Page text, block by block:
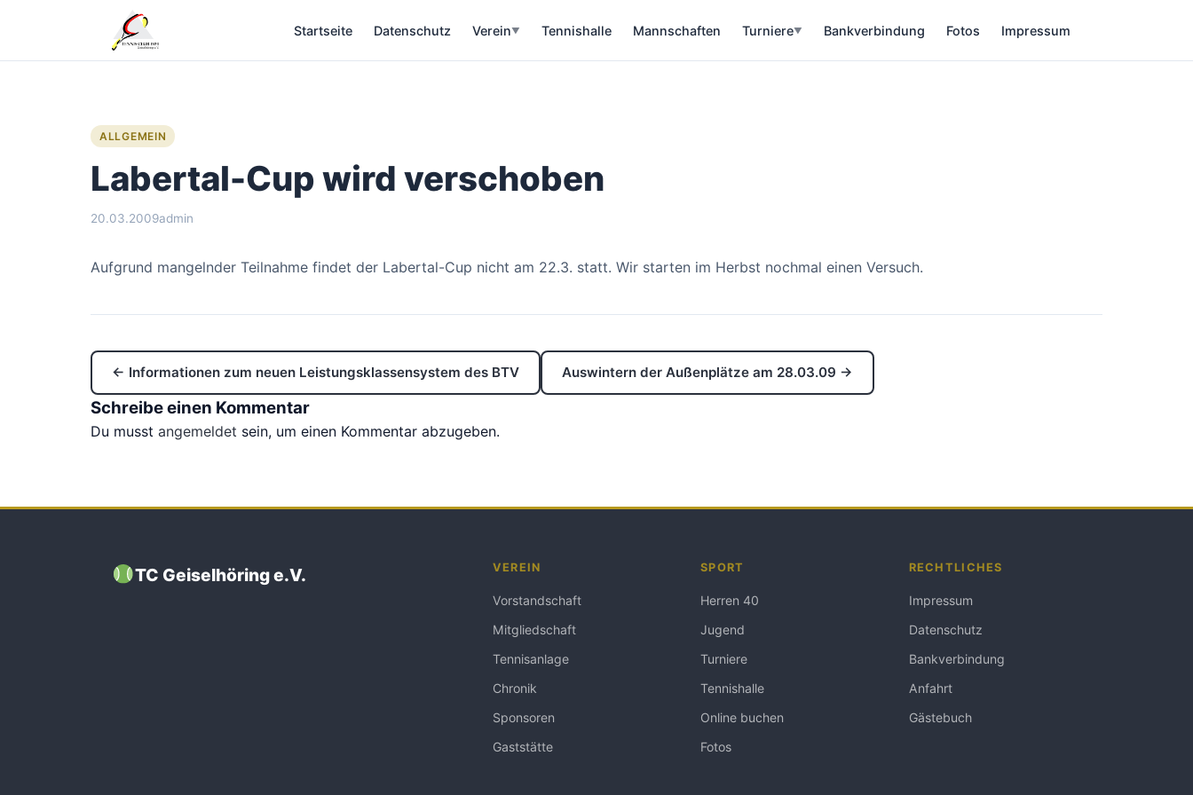
Startseite Datenschutz Verein▼ Tennishalle Mannschaften Turniere▼ Bankverbindung Fotos Impressum
ALLGEMEIN
Labertal-Cup wird verschoben
20.03.2009admin
Aufgrund mangelnder Teilnahme findet der Labertal-Cup nicht am 22.3. statt. Wir starten im Herbst nochmal einen Versuch.
← Informationen zum neuen Leistungsklassensystem des BTV Auswintern der Außenplätze am 28.03.09 →
Schreibe einen Kommentar
Du musst angemeldet sein, um einen Kommentar abzugeben.
TC Geiselhöring e.V. VEREIN
Vorstandschaft
Mitgliedschaft
Tennisanlage
Chronik
Sponsoren
Gaststätte
SPORT
Herren 40
Jugend
Turniere
Tennishalle
Online buchen
Fotos
RECHTLICHES
Impressum
Datenschutz
Bankverbindung
Anfahrt
Gästebuch